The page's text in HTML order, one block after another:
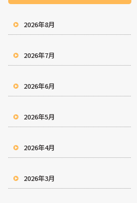
2026年8月
2026年7月
2026年6月
2026年5月
2026年4月
2026年3月